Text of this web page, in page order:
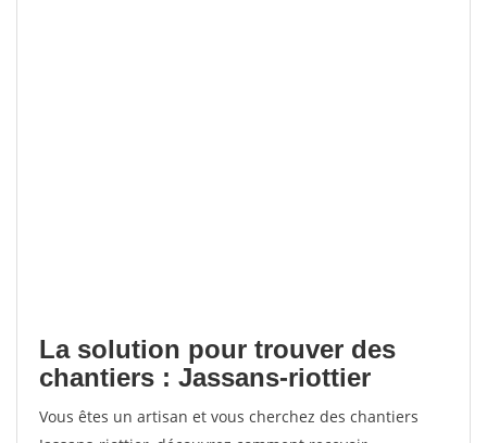
La solution pour trouver des
chantiers : Jassans-riottier
Vous êtes un artisan et vous cherchez des chantiers